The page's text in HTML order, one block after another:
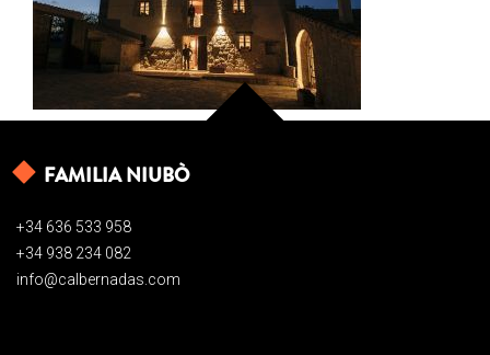
FAMILIA NIUBÒ
+34 636 533 958
+34 938 234 082
info@calbernadas.com